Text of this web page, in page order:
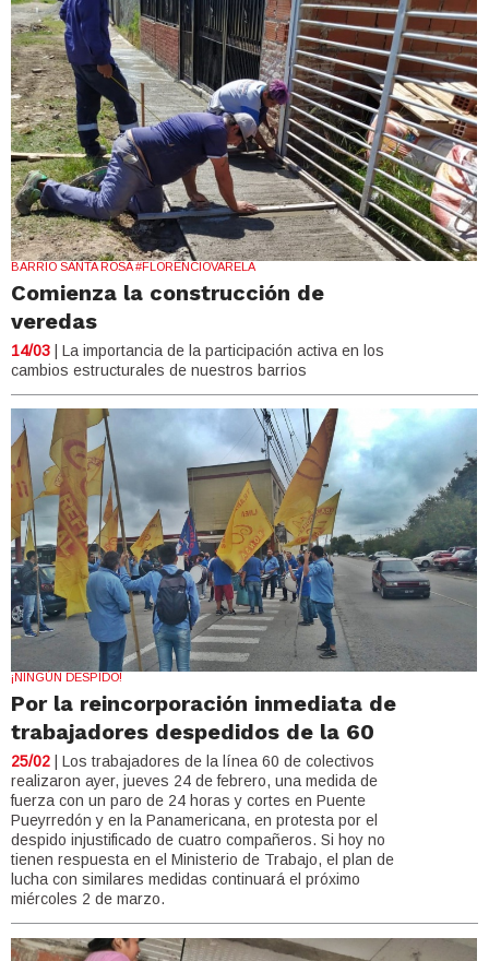
BARRIO SANTA ROSA #FLORENCIOVARELA
Comienza la construcción de
veredas
14/03 | La importancia de la participación activa en los
cambios estructurales de nuestros barrios
¡NINGÚN DESPIDO!
Por la reincorporación inmediata de
trabajadores despedidos de la 60
25/02 | Los trabajadores de la línea 60 de colectivos
realizaron ayer, jueves 24 de febrero, una medida de
fuerza con un paro de 24 horas y cortes en Puente
Pueyrredón y en la Panamericana, en protesta por el
despido injustificado de cuatro compañeros. Si hoy no
tienen respuesta en el Ministerio de Trabajo, el plan de
lucha con similares medidas continuará el próximo
miércoles 2 de marzo.